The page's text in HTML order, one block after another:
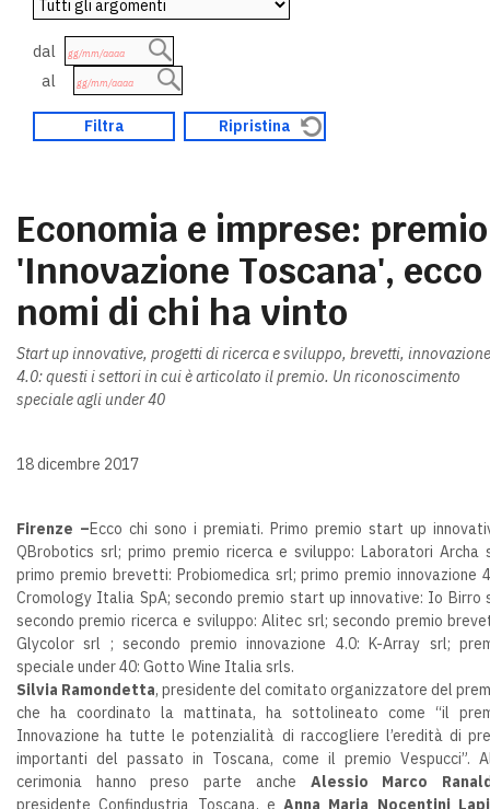
dal
al
Economia e imprese: premio
'Innovazione Toscana',
nomi di chi ha vinto
Start up innovative, progetti di ricerca e sviluppo, brevetti, innovazione
4.0: questi i settori in cui è articolato il premio. Un riconoscimento
speciale agli under 40
18 dicembre 2017
Firenze –Ecco chi sono i premiati. Primo premio start up
QBrobotics srl; primo premio ricerca e sviluppo: Laboratori Archa
primo premio brevetti: Probiomedica srl; primo premio innovazione
Cromology Italia SpA; secondo premio start up innovative: Io Birro
secondo premio ricerca e sviluppo: Alitec srl; secondo premio
Glycolor srl ; secondo premio innovazione 4.0: K-Array srl;
speciale under 40: Gotto Wine Italia srls.
Silvia Ramondetta, presidente del comitato organizzatore del
che ha coordinato la mattinata, ha sottolineato come “il
Innovazione ha tutte le potenzialità di raccogliere l’eredità di
importanti del passato in Toscana, come il premio Vespucci”.
cerimonia hanno preso parte anche Alessio Marco